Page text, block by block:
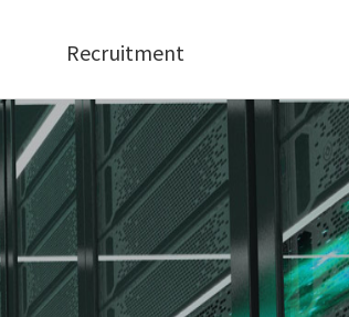
Recruitment
인재상
인사제도
복리후생